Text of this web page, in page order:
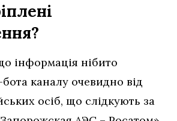
інформація нібито
каналу очевидно від
осіб, що слідкують за